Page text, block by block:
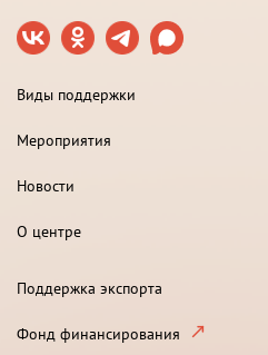
Виды поддержки
Мероприятия
Новости
О центре
Поддержка экспорта
Фонд финансирования